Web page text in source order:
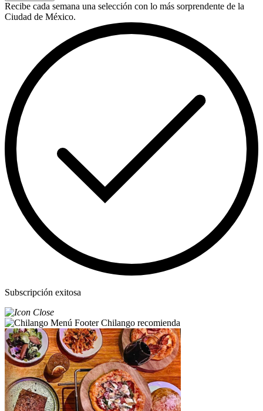
Recibe cada semana una selección con lo más sorprendente de la
Ciudad de México.
Subscripción exitosa
Chilango recomienda